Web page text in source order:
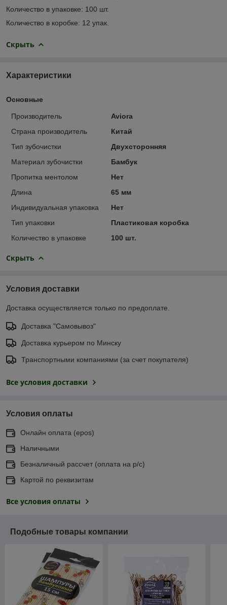
Количество в упаковке: 100 шт.
Количество в коробке: 12 упак.
Скрыть
Характеристики
Основные
Производитель
Aviora
Страна производитель
Китай
Тип зубочистки
Двухсторонняя
Материал зубочистки
Бамбук
Пропитка ментолом
Нет
Длина
65 мм
Индивидуальная упаковка
Нет
Тип упаковки
Пластиковая коробка
Количество в упаковке
100 шт.
Скрыть
Условия доставки
Доставка осуществляется только по предоплате.
Доставка "Самовывоз"
Доставка курьером по Минску
Транспортными компаниями (за счет покупателя)
Все условия доставки
Условия оплаты
Онлайн оплата (еpos)
Наличными
Безналичный рассчет (оплата на р/с)
Картой по реквизитам
Все условия оплаты
Подобные товары компании